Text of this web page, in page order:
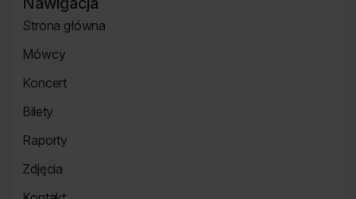
na
Instagramie
na
Facebooku
na
Linkedin
Agendy
Festiwalu
Strona główna
główna
Mówcy
mówcy
Koncert
Bilety
Bilety
Raporty
Zdjęcia